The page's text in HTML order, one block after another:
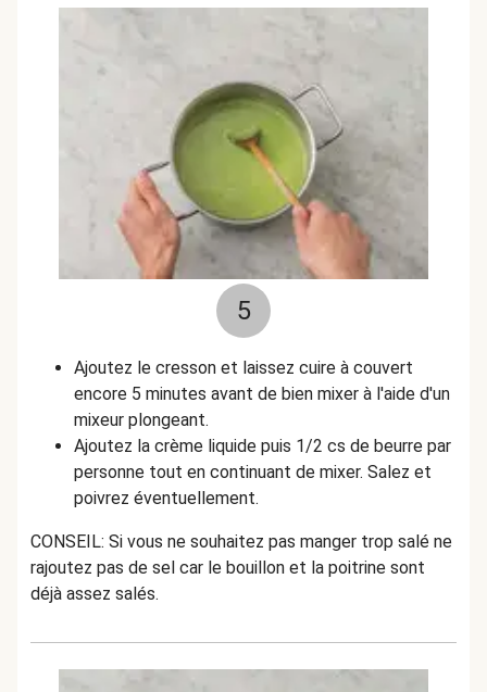
5
Ajoutez le cresson et laissez cuire à couvert
encore 5 minutes avant de bien mixer à l'aide d'un
mixeur plongeant.
Ajoutez la crème liquide puis 1/2 cs de beurre par
personne tout en continuant de mixer. Salez et
poivrez éventuellement.
CONSEIL: Si vous ne souhaitez pas manger trop salé ne
rajoutez pas de sel car le bouillon et la poitrine sont
déjà assez salés.